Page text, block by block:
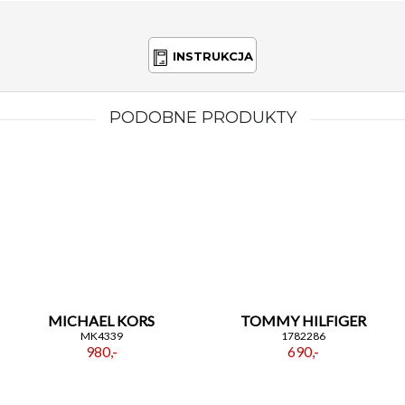
INSTRUKCJA
PODOBNE PRODUKTY
MICHAEL KORS
MK4339
980,-
TOMMY HILFIGER
1782286
690,-